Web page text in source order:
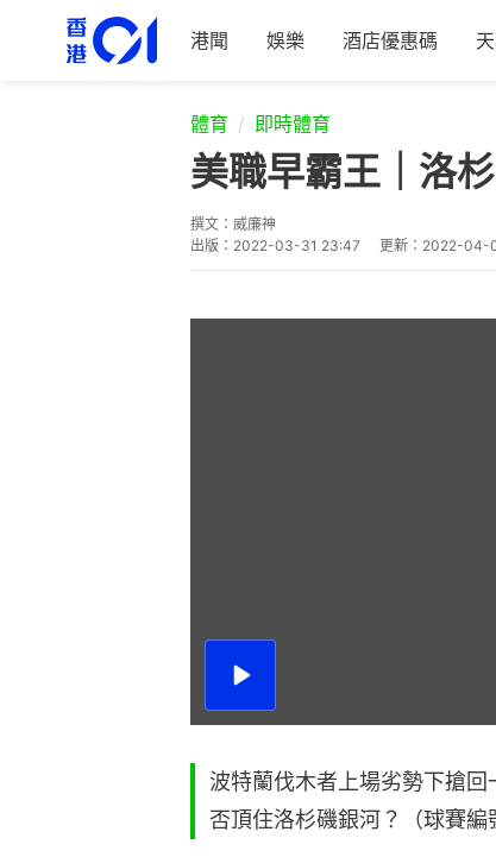
港聞 娛樂 酒店優惠碼
體育 即時體育
美職早霸王｜洛
撰文： 威廉神
出版： 2022-03-31 23:47 更新： 2022-04-
播
波特蘭伐木者上場劣勢下搶
否頂住洛杉磯銀河？（球賽